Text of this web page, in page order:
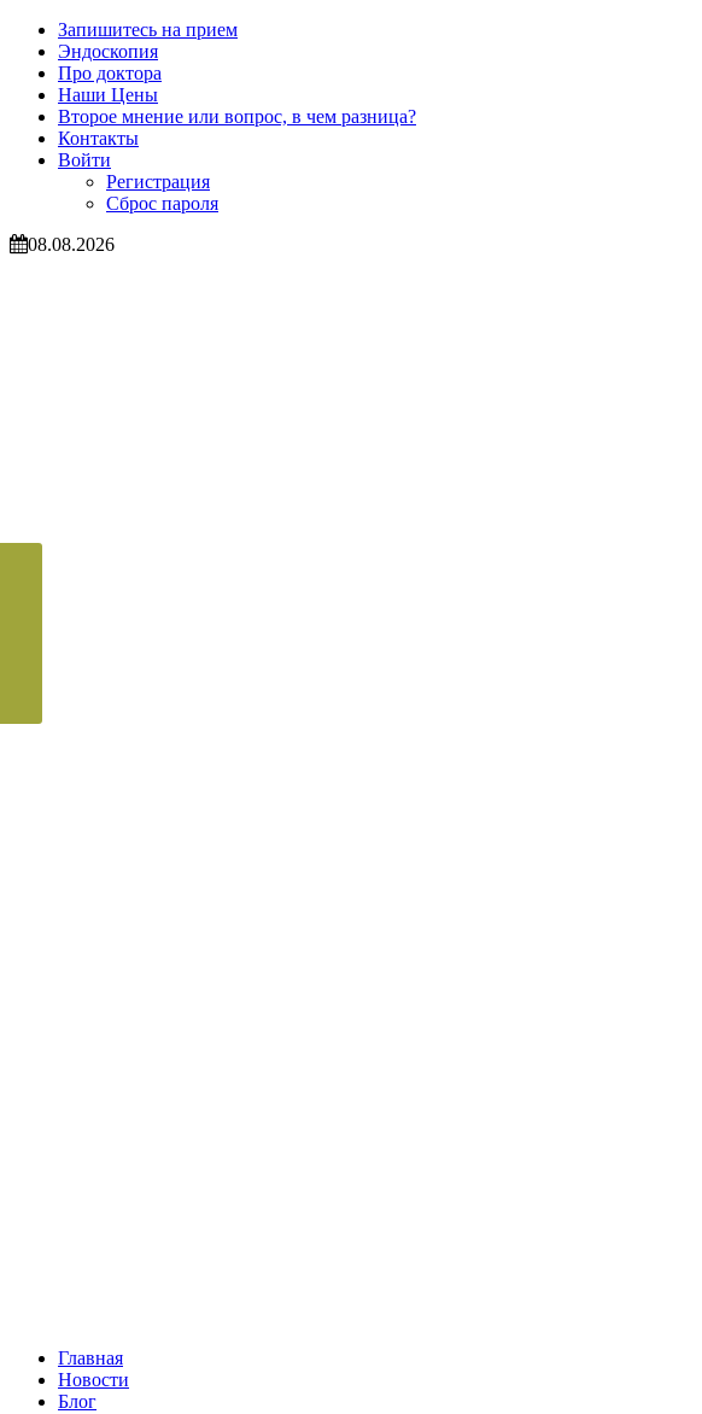
Запишитесь на прием
Эндоскопия
Про доктора
Наши Цены
Второе мнение или вопрос, в чем разница?
Контакты
Войти
Регистрация
Сброс пароля
08.08.2026
Главная
Новости
Блог